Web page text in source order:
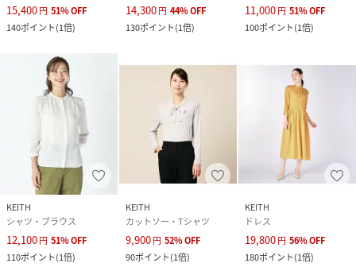
15,400円 51%OFF
140ポイント(1倍)
14,300円 44%OFF
130ポイント(1倍)
11,000円 51%OFF
100ポイント(1倍)
KEITH
シャツ・ブラウス
12,100円 51%OFF
110ポイント(1倍)
KEITH
カットソー・Tシャツ
9,900円 52%OFF
90ポイント(1倍)
KEITH
ドレス
19,800円 56%OFF
180ポイント(1倍)